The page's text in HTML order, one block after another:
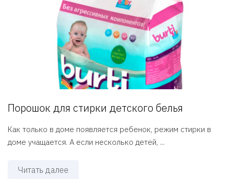
Порошок для стирки детского белья
Как только в доме появляется ребенок, режим стирки в
доме учащается. А если несколько детей, ...
Читать далее